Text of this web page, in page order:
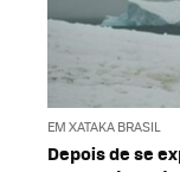
EM XATAKA BRASIL
Depois de se